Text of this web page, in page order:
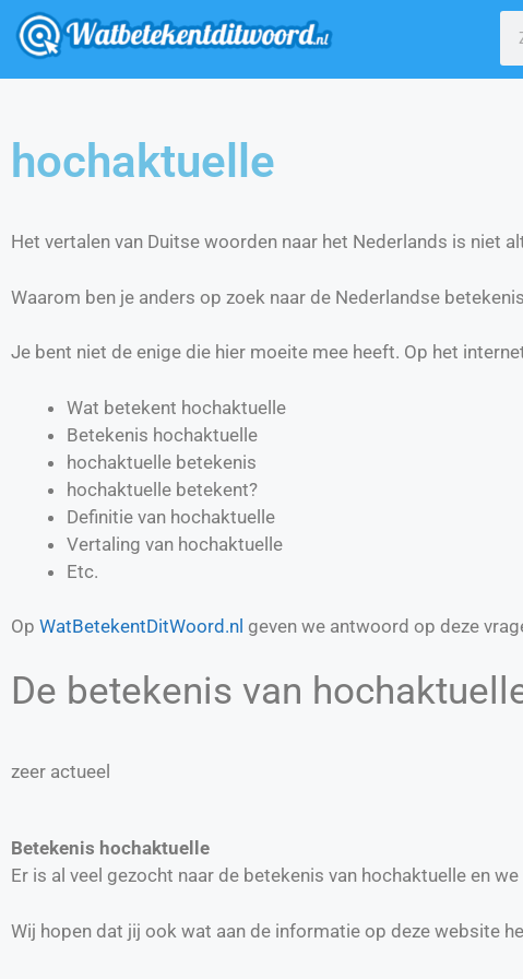
hochaktuelle
Het vertalen van Duitse woorden naar het Nederlands is niet
Waarom ben je anders op zoek naar de Nederlandse
Je bent niet de enige die hier moeite mee heeft. Op het
Wat betekent hochaktuelle
Betekenis hochaktuelle
hochaktuelle betekenis
hochaktuelle betekent?
Definitie van hochaktuelle
Vertaling van hochaktuelle
Etc.
Op WatBetekentDitWoord.nl geven we antwoord op deze
De betekenis van
zeer actueel
Betekenis hochaktuelle
Er is al veel gezocht naar de betekenis van hochaktuelle en
Wij hopen dat jij ook wat aan de informatie op deze website